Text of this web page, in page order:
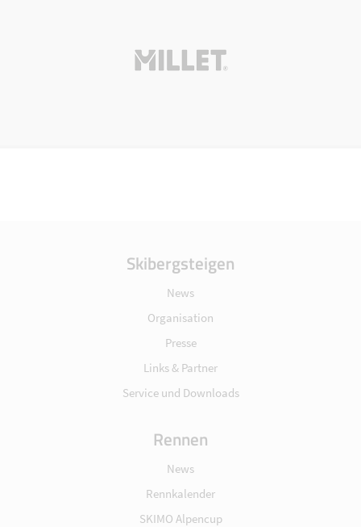
Skibergsteigen
News
Organisation
Presse
Links & Partner
Service und Downloads
Rennen
News
Rennkalender
SKIMO Alpencup